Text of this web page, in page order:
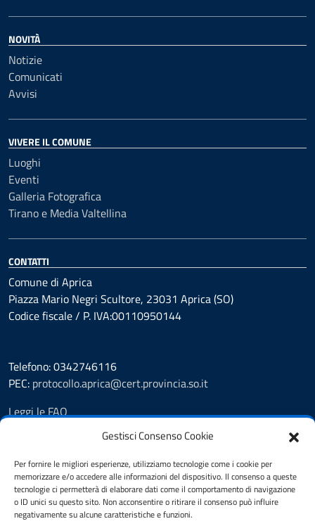
Gestisci Consenso Cookie
Per fornire le migliori esperienze, utilizziamo tecnologie come i cookie per
memorizzare e/o accedere alle informazioni del dispositivo. Il consenso a queste
tecnologie ci permetterà di elaborare dati come il comportamento di navigazione
o ID unici su questo sito. Non acconsentire o ritirare il consenso può influire
negativamente su alcune caratteristiche e funzioni.
NOVITÀ
Notizie
Comunicati
Avvisi
VIVERE IL COMUNE
Luoghi
Eventi
Galleria Fotografica
Tirano e Media Valtellina
CONTATTI
Comune di Aprica
Piazza Mario Negri Scultore, 23031 Aprica (SO)
Codice fiscale / P. IVA:00110950144
Telefono: 0342746116
PEC: protocollo.aprica@cert.provincia.so.it
Leggi le FAQ
Prenotazione appuntamento
Segnalazione disservizio
Whistleblowing
Amministrazione trasparente
Pubblicità legale
Albo Pretorio